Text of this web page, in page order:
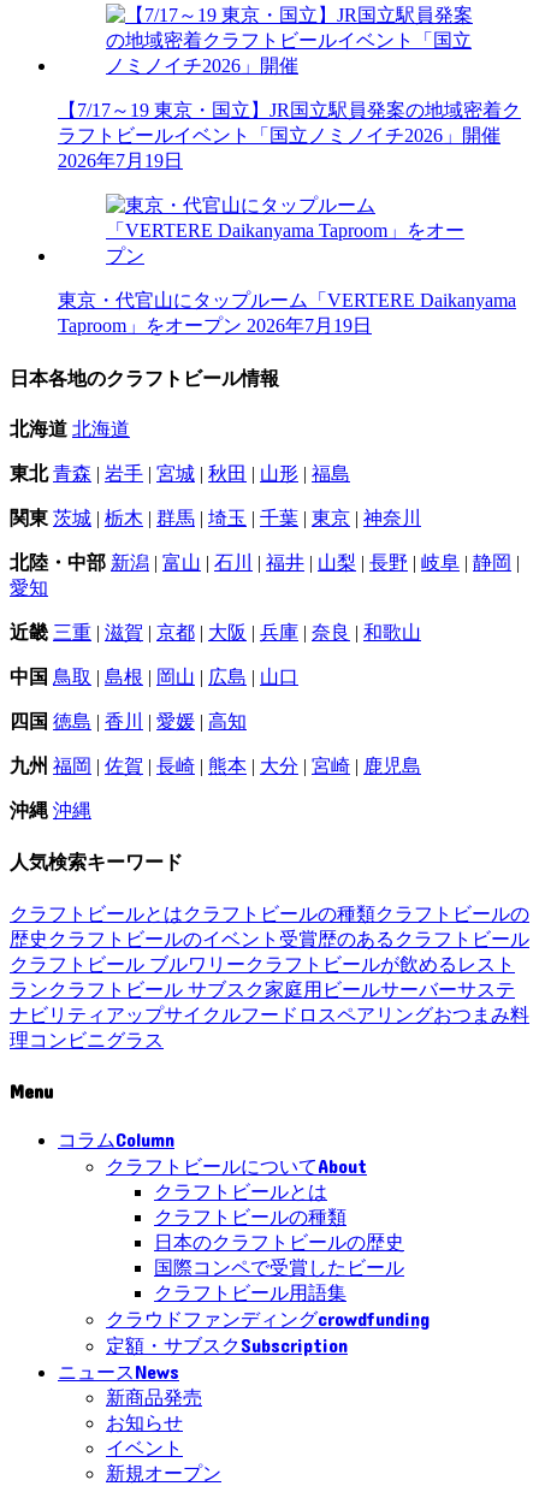
【7/17～19 東京・国立】JR国立駅員発案の地域密着ク
ラフトビールイベント「国立ノミノイチ2026」開催
2026年7月19日
東京・代官山にタップルーム「VERTERE Daikanyama
Taproom」をオープン 2026年7月19日
日本各地のクラフトビール情報
北海道 北海道
東北 青森 | 岩手 | 宮城 | 秋田 | 山形 | 福島
関東 茨城 | 栃木 | 群馬 | 埼玉 | 千葉 | 東京 | 神奈川
北陸・中部 新潟 | 富山 | 石川 | 福井 | 山梨 | 長野 | 岐阜 | 静岡 |
愛知
近畿 三重 | 滋賀 | 京都 | 大阪 | 兵庫 | 奈良 | 和歌山
中国 鳥取 | 島根 | 岡山 | 広島 | 山口
四国 徳島 | 香川 | 愛媛 | 高知
九州 福岡 | 佐賀 | 長崎 | 熊本 | 大分 | 宮崎 | 鹿児島
沖縄 沖縄
人気検索キーワード
クラフトビールとはクラフトビールの種類クラフトビールの
歴史 クラフトビールのイベント 受賞歴のあるクラフトビール
クラフトビール ブルワリークラフトビールが飲めるレスト
ランクラフトビール サブスク家庭用ビールサーバーサステ
ナビリティ アップサイクルフードロスペアリングおつまみ料
理コンビニグラス
Menu
コラムColumn
クラフトビールについてAbout
クラフトビールとは
クラフトビールの種類
日本のクラフトビールの歴史
国際コンペで受賞したビール
クラフトビール用語集
クラウドファンディングcrowdfunding
定額・サブスクSubscription
ニュースNews
新商品発売
お知らせ
イベント
新規オープン